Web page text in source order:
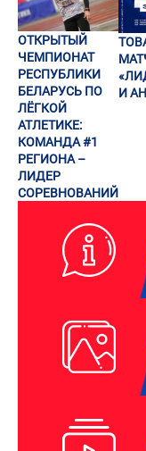
ОТКРЫТЫЙ
ЧЕМПИОНАТ
РЕСПУБЛИКИ
БЕЛАРУСЬ ПО
ЛЁГКОЙ
АТЛЕТИКЕ:
КОМАНДА #1
РЕГИОНА –
ЛИДЕР
СОРЕВНОВАНИЙ
И